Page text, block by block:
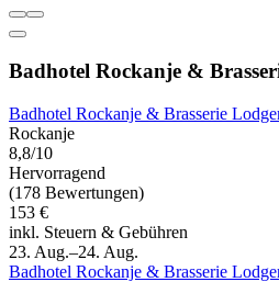
Badhotel Rockanje &
Badhotel Rockanje & Brasserie
Rockanje
8,8/10
Hervorragend
(178 Bewertungen)
153 €
inkl. Steuern & Gebühren
23. Aug.–24. Aug.
Badhotel Rockanje & Brasserie